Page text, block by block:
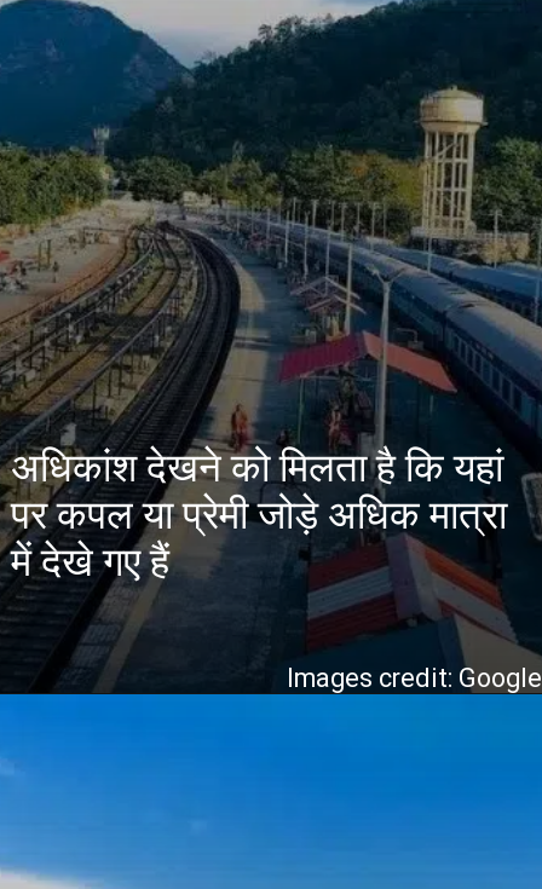
अधिकांश देखने को मिलता है कि यहां
पर कपल या प्रेमी जोड़े अधिक मात्रा
में देखे गए हैं
Images credit: Google